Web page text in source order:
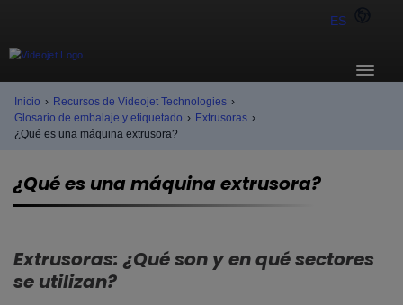
ES
Inicio › Recursos de Videojet Technologies ›
Glosario de embalaje y etiquetado › Extrusoras ›
¿Qué es una máquina extrusora?
¿Qué es una máquina extrusora?
Extrusoras: ¿Qué son y en qué sectores
se utilizan?